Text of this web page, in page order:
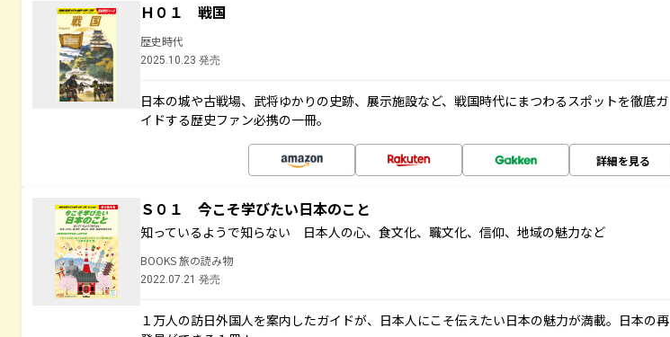
Ｈ０１ 戦国
歴史時代
2025.10.23 発売
日本の城や古戦場、武将ゆかりの史跡、展示施設など、戦国時代にまつわるスポットを徹底ガ
イドする歴史ファン必携の一冊。
詳細を見る
Ｓ０１ 今こそ学びたい日本のこと
知っているようで知らない 日本人の心、食文化、職文化、信仰、地域の魅力など
BOOKS 旅の読み物
2022.07.21 発売
１万人の訪日外国人を案内したガイドが、日本人にこそ伝えたい日本の魅力が満載。日本の再